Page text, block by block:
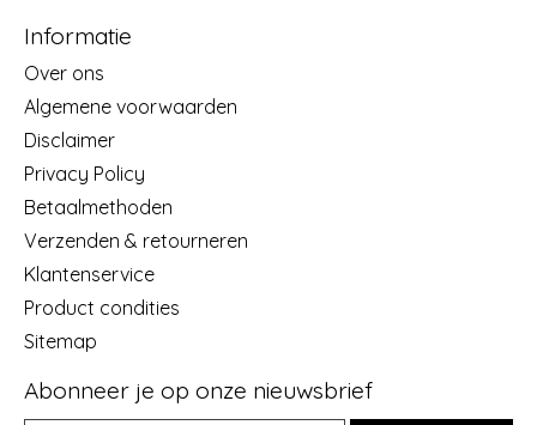
Informatie
Over ons
Algemene voorwaarden
Disclaimer
Privacy Policy
Betaalmethoden
Verzenden & retourneren
Klantenservice
Product condities
Sitemap
Abonneer je op onze nieuwsbrief